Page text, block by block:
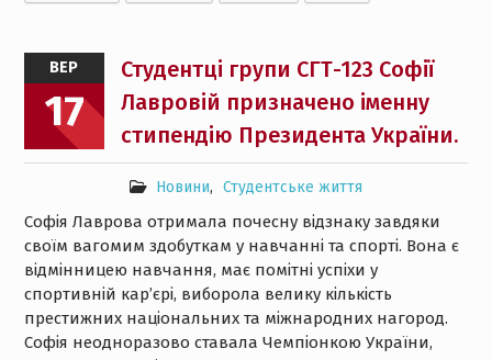
ВЕР
17
Студентці групи СГТ-123 Софії
Лавровій призначено іменну
стипендію Президента України.
Новини, Студентське життя
Софія Лаврова отримала почесну відзнаку завдяки
своїм вагомим здобуткам у навчанні та спорті. Вона є
відмінницею навчання, має помітні успіхи у
спортивній кар’єрі, виборола велику кількість
престижних національних та міжнародних нагород.
Софія неодноразово ставала Чемпіонкою України,